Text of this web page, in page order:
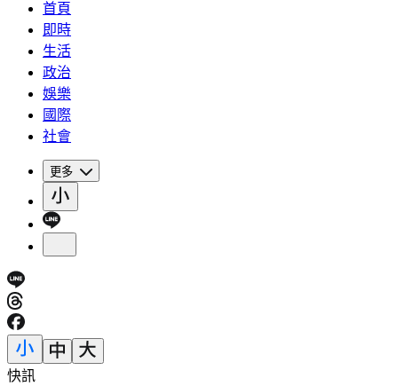
首頁
即時
生活
政治
娛樂
國際
社會
更多
快訊